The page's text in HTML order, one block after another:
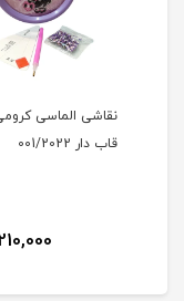
نقاشی الماسی
قاب دار 001/2022